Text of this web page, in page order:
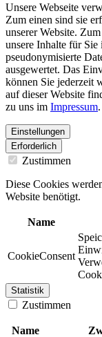
Unsere Webseite
Zum einen sind sie
unserer Website.
unsere Inhalte für
pseudonymisierte
ausgewertet. Das
können Sie jederzeit
auf dieser Website
zu uns im Impressum.
Einstellungen
Erforderlich
Zustimmen
Diese Cookies
Website benötigt.
Name
CookieConsent
Statistik
Zustimmen
Name